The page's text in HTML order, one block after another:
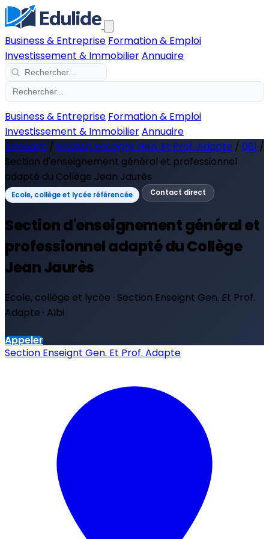
Business & Entreprise Formation & Emploi
Investissement & ImmobilierAnnuaire
Business & Entreprise Formation & Emploi
Investissement & ImmobilierAnnuaire
Annuaire / Section Enseignt Gen. Et Prof. Adapte / 081 /
Section d'enseignement général et professionnel
adapté du Collège Jean Jaurès
Ecole, collège et lycée référencée Contact direct
Section d'enseignement général et
professionnel adapté du Collège
Jean Jaurès
Ecole, collège et lycée · Section Enseignt Gen. Et Prof.
Adapte · Albi
Appeler
Section Enseignt Gen. Et Prof. Adapte